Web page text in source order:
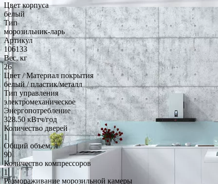
Цвет корпуса
белый
Тип
морозильник-ларь
Артикул
106133
Вес, кг
26
Цвет / Материал покрытия
белый / пластик/металл
Тип управления
электромеханическое
Энергопотребление
328.50 кВтч/год
Количество дверей
1
Общий объем, л
90
Количество компрессоров
1
Размораживание морозильной камеры